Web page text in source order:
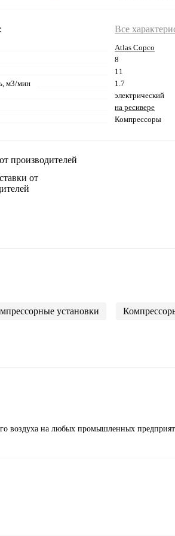
Все
Atlas Copco
8
11
м3/мин
1.7
электрический
на ресивере
Компрессоры
от
установки
воздуха на любых промышленных